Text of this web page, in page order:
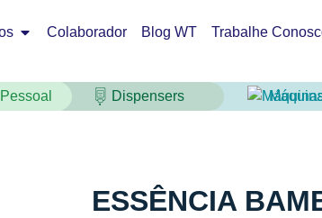
Colaborador Blog WT Trabalhe
Dispensers
ESSÊNCIA